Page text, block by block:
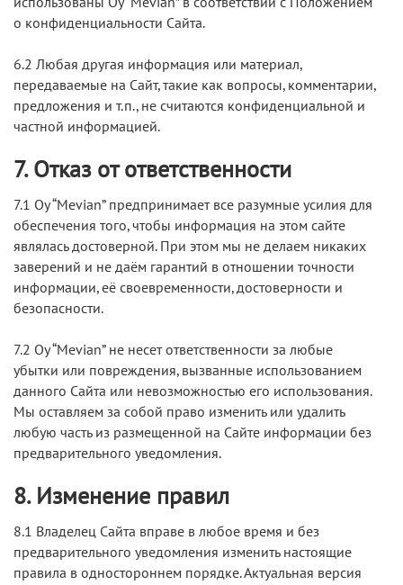
о конфиденциальности Сайта.
6.2 Любая другая информация или материал,
передаваемые на Сайт, такие как вопросы, комментарии,
предложения и т.п., не считаются конфиденциальной и
частной информацией.
7. Отказ от ответственности
7.1 Oy “Mevian” предпринимает все разумные усилия для
обеспечения того, чтобы информация на этом сайте
являлась достоверной. При этом мы не делаем никаких
заверений и не даём гарантий в отношении точности
информации, её своевременности, достоверности и
безопасности.
7.2 Oy “Mevian” не несет ответственности за любые
убытки или повреждения, вызванные использованием
данного Cайта или невозможностью его использования.
Мы оставляем за собой право изменить или удалить
любую часть из размещенной на Cайте информации без
предварительного уведомления.
8. Изменение правил
8.1 Владелец Сайта вправе в любое время и без
предварительного уведомления изменить настоящие
правила в одностороннем порядке. Актуальная версия